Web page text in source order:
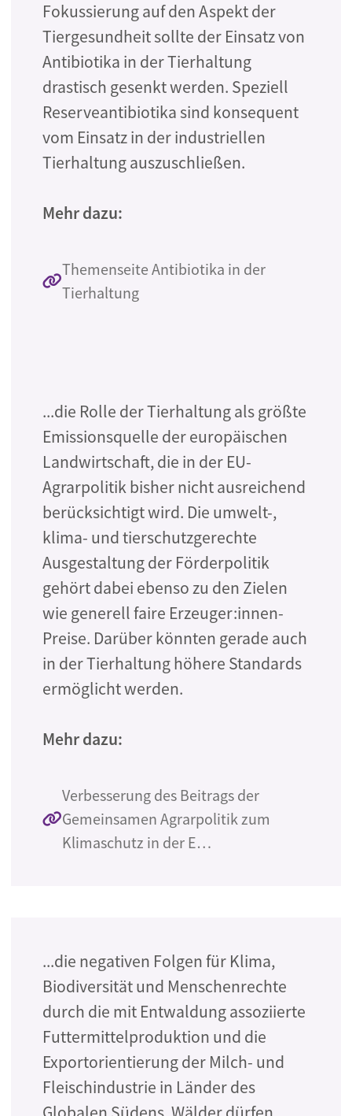
Fokussierung auf den Aspekt der
Tiergesundheit sollte der Einsatz von
Antibiotika in der Tierhaltung
drastisch gesenkt werden. Speziell
Reserveantibiotika sind konsequent
vom Einsatz in der industriellen
Tierhaltung auszuschließen.
Mehr dazu:
Themenseite Antibiotika in der
Tierhaltung
...die Rolle der Tierhaltung als größte
Emissionsquelle der europäischen
Landwirtschaft, die in der EU-
Agrarpolitik bisher nicht ausreichend
berücksichtigt wird. Die umwelt-,
klima- und tierschutzgerechte
Ausgestaltung der Förderpolitik
gehört dabei ebenso zu den Zielen
wie generell faire Erzeuger:innen-
Preise. Darüber könnten gerade auch
in der Tierhaltung höhere Standards
ermöglicht werden.
Mehr dazu:
Verbesserung des Beitrags der
Gemeinsamen Agrarpolitik zum
Klimaschutz in der E…
...die negativen Folgen für Klima,
Biodiversität und Menschenrechte
durch die mit Entwaldung assoziierte
Futtermittelproduktion und die
Exportorientierung der Milch- und
Fleischindustrie in Länder des